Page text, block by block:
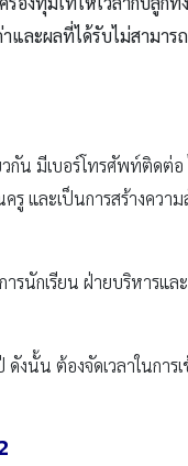
และผลที่ได้รับไม่สามาร
วกัน มีเบอร์โทรศัพท์ติดต่
และเป็นการสร้างควา
นักเรียน ฝ่ายบริหารและ
งนั้น ต้องจัดเวลาในการเ